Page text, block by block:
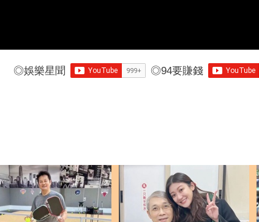
◎娛樂星聞 ◎94要賺錢